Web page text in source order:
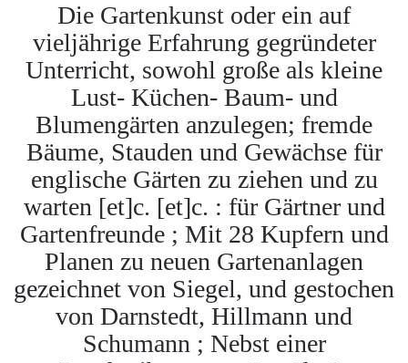
Die Gartenkunst oder ein auf
vieljährige Erfahrung gegründeter
Unterricht, sowohl große als kleine
Lust- Küchen- Baum- und
Blumengärten anzulegen; fremde
Bäume, Stauden und Gewächse für
englische Gärten zu ziehen und zu
warten [et]c. [et]c. : für Gärtner und
Gartenfreunde ; Mit 28 Kupfern und
Planen zu neuen Gartenanlagen
gezeichnet von Siegel, und gestochen
von Darnstedt, Hillmann und
Schumann ; Nebst einer